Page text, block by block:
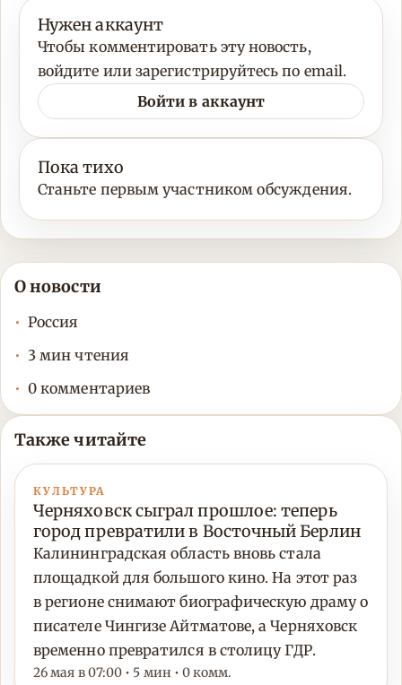
Нужен аккаунт
Чтобы комментировать эту новость,
войдите или зарегистрируйтесь по email.
Войти в аккаунт
Пока тихо
Станьте первым участником обсуждения.
О новости
Россия
3 мин чтения
0 комментариев
Также читайте
КУЛЬТУРА
Черняховск сыграл прошлое: теперь
город превратили в Восточный Берлин
Калининградская область вновь стала
площадкой для большого кино. На этот раз
в регионе снимают биографическую драму о
писателе Чингизе Айтматове, а Черняховск
временно превратился в столицу ГДР.
26 мая в 07:00 • 5 мин • 0 комм.